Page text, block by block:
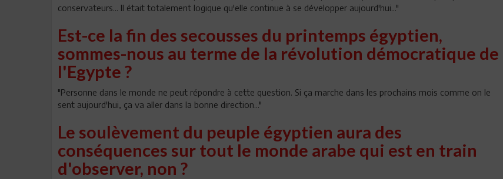
conservateurs... Il était totalement logique qu'elle continue à se développer aujourd'hui..."
Est-ce la fin des secousses du printemps égyptien,
sommes-nous au terme de la révolution démocratique de
l'Egypte ?
"Personne dans le monde ne peut répondre à cette question. Si ça marche dans les prochains mois comme on le
sent aujourd'hui, ça va aller dans la bonne direction..."
Le soulèvement du peuple égyptien aura des
conséquences sur tout le monde arabe qui est en train
d'observer, non ?